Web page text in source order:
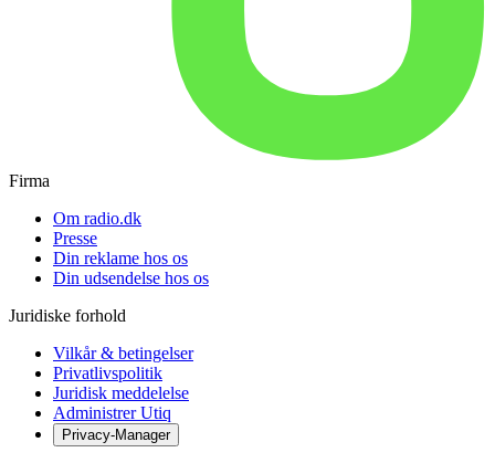
Firma
Om radio.dk
Presse
Din reklame hos os
Din udsendelse hos os
Juridiske forhold
Vilkår & betingelser
Privatlivspolitik
Juridisk meddelelse
Administrer Utiq
Privacy-Manager